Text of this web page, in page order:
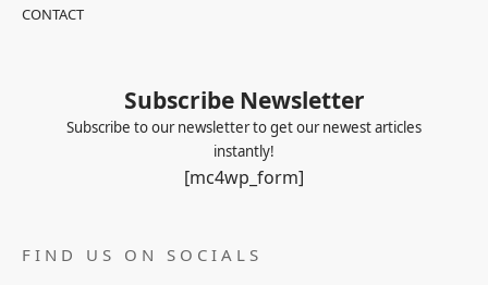
CONTACT
Subscribe Newsletter
Subscribe to our newsletter to get our newest articles
instantly!
[mc4wp_form]
FIND US ON SOCIALS